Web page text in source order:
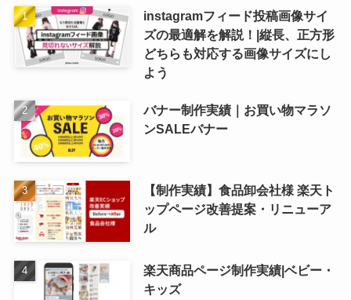
instagramフィード投稿画像サイ
ズの最適解を解説！|縦長、正方形
どちらも対応する画像サイズにし
よう
バナー制作実績｜お買い物マラソ
ンSALEバナー
【制作実績】食品卸会社様 楽天ト
ップページ改善提案・リニューア
ル
楽天商品ページ制作実績|ベビー・
キッズ